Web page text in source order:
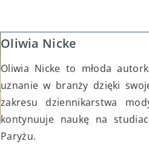
Oliwia Nicke
Oliwia Nicke to młoda
uznanie w branży dzięki
zakresu dziennikarstwa
kontynuuje naukę na
Paryżu.